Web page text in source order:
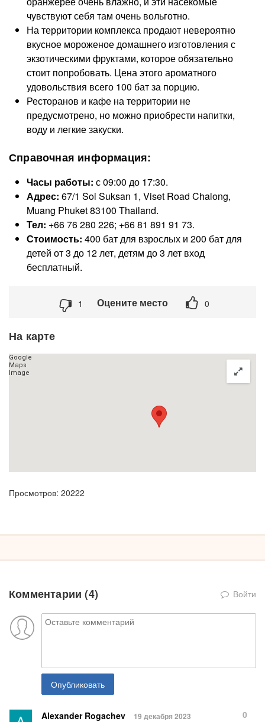
чувствуют себя там очень вольготно.
На территории комплекса продают невероятно
вкусное мороженое домашнего изготовления с
экзотическими фруктами, которое обязательно
стоит попробовать. Цена этого ароматного
удовольствия всего 100 бат за порцию.
Ресторанов и кафе на территории не
предусмотрено, но можно приобрести напитки,
воду и легкие закуски.
Справочная информация:
Часы работы: с 09:00 до 17:30.
Адрес: 67/1 Soi Suksan 1, Viset Road Chalong,
Muang Phuket 83100 Thailand.
Тел: +66 76 280 226; +66 81 891 91 73.
Стоимость: 400 бат для взрослых и 200 бат для
детей от 3 до 12 лет, детям до 3 лет вход
бесплатный.
1 Оцените место 0
На карте
Просмотров: 20222
Комментарии (4) Войти
Опубликовать
Alexander Rogachev 19 декабря 2023 0